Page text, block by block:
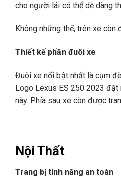
cho người lái có thể dễ dàng
Không những thế, trên xe
Thiết kế phần đuôi xe
Đuôi xe nổi bật nhất là cụm
Logo Lexus ES 250 2023 đặt
này. Phía sau xe còn được
Nội Thất
Trang bị tính năng an toàn